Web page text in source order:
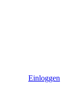
Einloggen